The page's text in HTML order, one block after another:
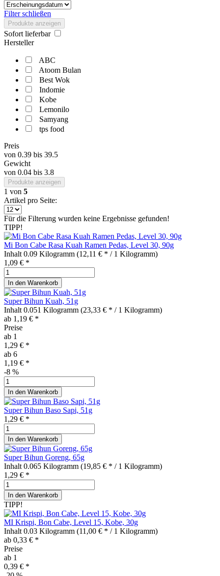
Filter schließen
Produkte anzeigen
Sofort lieferbar
Hersteller
ABC
Atoom Bulan
Best Wok
Indomie
Kobe
Lemonilo
Samyang
tps food
Preis
von 0.39 bis 39.5
Gewicht
von 0.04 bis 3.8
Produkte anzeigen
1 von 5
Artikel pro Seite:
Für die Filterung wurden keine Ergebnisse gefunden!
TIPP!
Mi Bon Cabe Rasa Kuah Ramen Pedas, Level 30, 90g
Inhalt 0.09 Kilogramm (12,11 € * / 1 Kilogramm)
1,09 € *
In den Warenkorb
Super Bihun Kuah, 51g
Inhalt 0.051 Kilogramm (23,33 € * / 1 Kilogramm)
ab 1,19 € *
Preise
ab 1
1,29 € *
ab 6
1,19 € *
-8 %
In den Warenkorb
Super Bihun Baso Sapi, 51g
1,29 € *
In den Warenkorb
Super Bihun Goreng, 65g
Inhalt 0.065 Kilogramm (19,85 € * / 1 Kilogramm)
1,29 € *
In den Warenkorb
TIPP!
MI Krispi, Bon Cabe, Level 15, Kobe, 30g
Inhalt 0.03 Kilogramm (11,00 € * / 1 Kilogramm)
ab 0,33 € *
Preise
ab 1
0,39 € *